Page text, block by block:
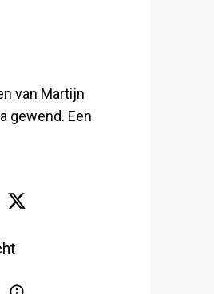
van Martijn
gewend. Een